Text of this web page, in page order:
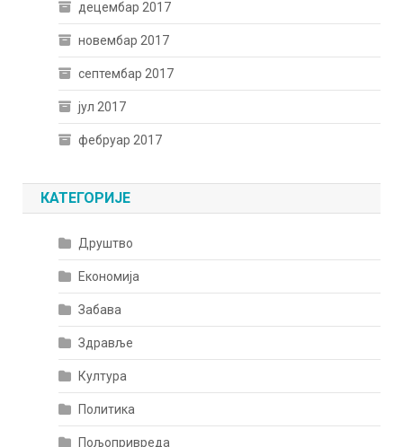
децембар 2017
новембар 2017
септембар 2017
јул 2017
фебруар 2017
КАТЕГОРИЈЕ
Друштво
Економија
Забава
Здравље
Култура
Политика
Пољопривреда